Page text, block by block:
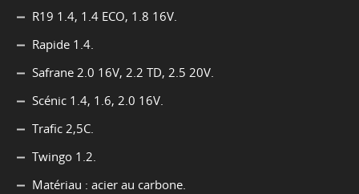
R19 1.4, 1.4 ECO, 1.8 16V.
Rapide 1.4.
Safrane 2.0 16V, 2.2 TD, 2.5 20V.
Scénic 1.4, 1.6, 2.0 16V.
Trafic 2,5C.
Twingo 1.2.
Matériau : acier au carbone.